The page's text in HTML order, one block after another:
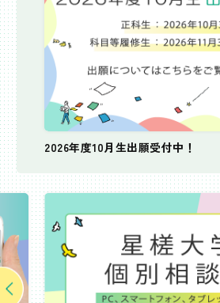
2026年度10月生出願受付中！